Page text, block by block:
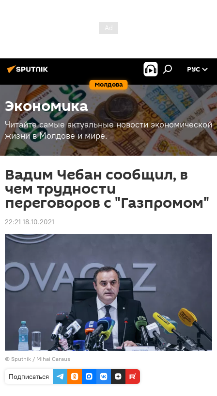
Молдова
РУС
Экономика
Читайте самые актуальные новости экономической
жизни в Молдове и мире.
Вадим Чебан сообщил, в
чем трудности
переговоров с "Газпромом"
22:21 18.10.2021
© Sputnik / Mihai Caraus
Подписаться